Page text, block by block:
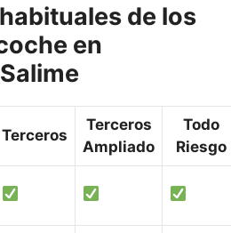
de los
en
Terceros
Terceros
Ampliado
Todo
Riesgo